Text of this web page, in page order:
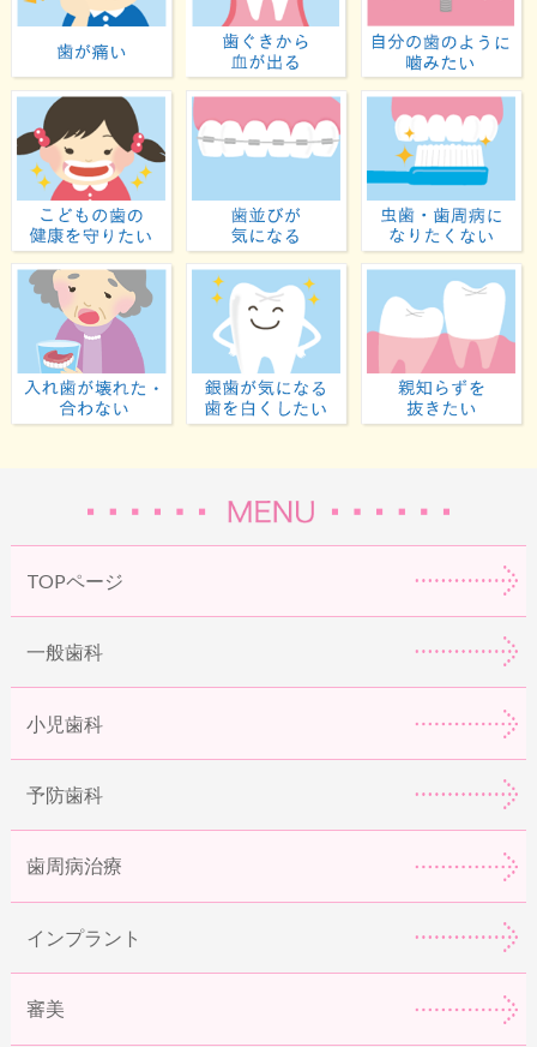
歯が痛い 歯ぐきから血が出る
子どもの歯の健康を守りたい歯並びが気になる
入れ歯が壊れた・合わない虫歯が気になる・歯
TOPページ
一般歯科
小児歯科
予防歯科
歯周病治療
インプラント
審美